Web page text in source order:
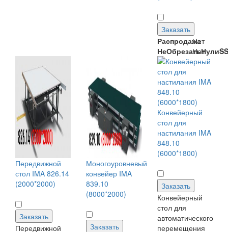
Заказать
Распродажа
Нет
Нет
Передвижной
стол IMA 826.14
(2000*2000)
Заказать
Передвижной
Моногоуровневый
конвейер IMA
839.10
(8000*2000)
Заказать
Конвейерный
стол для
настилания IMA
848.10
(6000*1800)
Заказать
Конвейерный
стол для
автоматического
перемещения